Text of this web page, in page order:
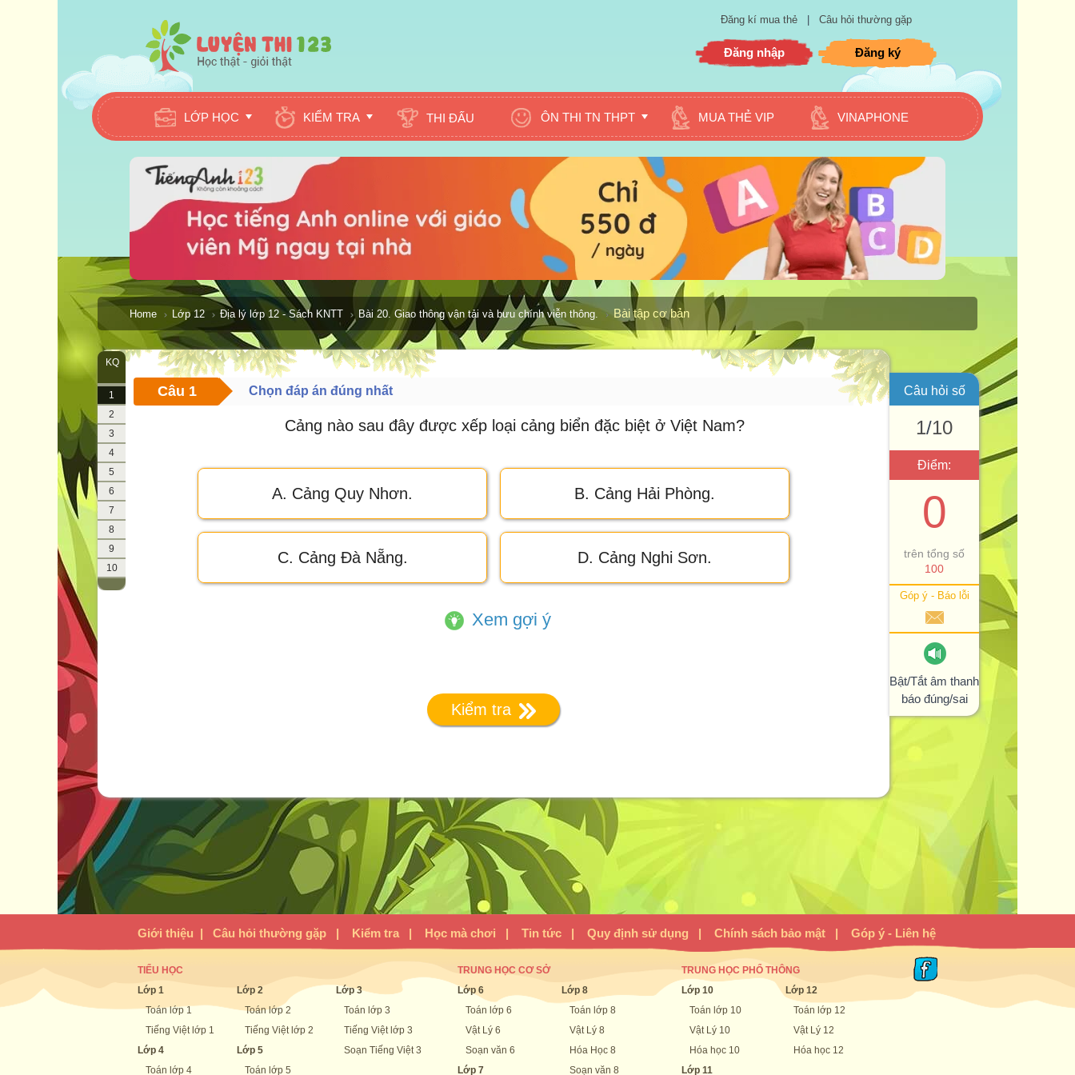
Đăng kí mua thẻ Câu hỏi thường gặp
Đăng nhập Đăng ký
LỚP HỌC KIỂM TRA THI ĐẤU ÔN THI TN THPT MUA THẺ VIP VINAPHONE
Home Lớp 12 Địa lý lớp 12 - Sách KNTT Bài 20. Giao thông vận tải và bưu chính viễn thông. Bài tập cơ bản
KQ
1
2
3
4
5
6
7
8
9
10
Câu 1 Chọn đáp án đúng nhất
Cảng nào sau đây được xếp loại cảng biển đặc biệt ở Việt Nam?
A. Cảng Quy Nhơn. B. Cảng Hải Phòng.
C. Cảng Đà Nẵng. D. Cảng Nghi Sơn.
Xem gợi ý
Kiểm tra
Câu hỏi số
1/10
Điểm:
0
trên tổng số
100
Góp ý - Báo lỗi
Bật/Tắt âm thanh
báo đúng/sai
Giới thiệu | Câu hỏi thường gặp | Kiểm tra | Học mà chơi | Tin tức | Quy định sử dụng | Chính sách bảo mật | Góp ý - Liên hệ
TIỂU HỌC
Lớp 1
Toán lớp 1
Tiếng Việt lớp 1
Lớp 4
Toán lớp 4
Lớp 2
Toán lớp 2
Tiếng Việt lớp 2
Lớp 5
Toán lớp 5
Lớp 3
Toán lớp 3
Tiếng Việt lớp 3
Soạn Tiếng Việt 3
TRUNG HỌC CƠ SỞ
Lớp 6
Toán lớp 6
Vật Lý 6
Soạn văn 6
Lớp 7
Lớp 8
Toán lớp 8
Vật Lý 8
Hóa Học 8
Soạn văn 8
TRUNG HỌC PHỔ THÔNG
Lớp 10
Toán lớp 10
Vật Lý 10
Hóa học 10
Lớp 11
Lớp 12
Toán lớp 12
Vật Lý 12
Hóa học 12